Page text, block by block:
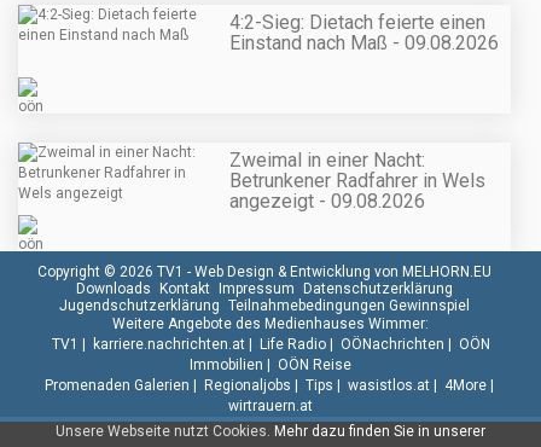
4:2-Sieg: Dietach feierte einen
Einstand nach Maß - 09.08.2026
Zweimal in einer Nacht:
Betrunkener Radfahrer in Wels
angezeigt - 09.08.2026
Unsere Webseite nutzt Cookies. Mehr dazu finden Sie in unserer
Copyright © 2026 TV1 - Web Design & Entwicklung von MELHORN.EU
Downloads
Kontakt Impressum
Datenschutzerklärung
Jugendschutzerklärung Teilnahmebedingungen Gewinnspiel
Weitere Angebote des Medienhauses Wimmer:
TV1
karriere.nachrichten.at| Life Radio| OÖNachrichten
OÖN
Immobilien
OÖN Reise
Promenaden Galerien
Regionaljobs Tips wasistlos.at| 4More|
wirtrauern.at